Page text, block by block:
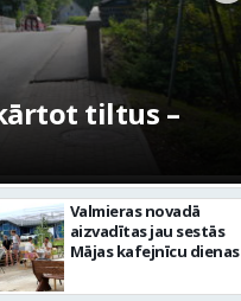
tiltus –
Valmieras novadā
aizvadītas jau sestās
Mājas kafejnīcu dienas